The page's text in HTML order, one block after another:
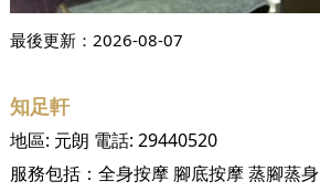
最後更新： 2026-08-07
知足軒
地區: 元朗 電話: 29440520
服務包括： 全身按摩 腳底按摩蒸腳蒸身